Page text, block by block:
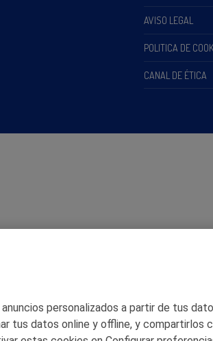
AVISO LEGAL
POLITICA DE
CANAL DE ÉTICA
personalizados a partir de tus
tus datos online y offline, y compartirlos